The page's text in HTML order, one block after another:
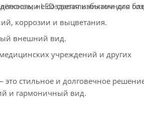
LED-светильниками для
не создавая избыточного
коррозии и выцветания.
внешний вид.
учреждений и других
это стильное и долговечное
и гармоничный вид.